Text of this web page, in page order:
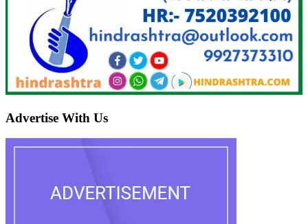
Advertise With Us